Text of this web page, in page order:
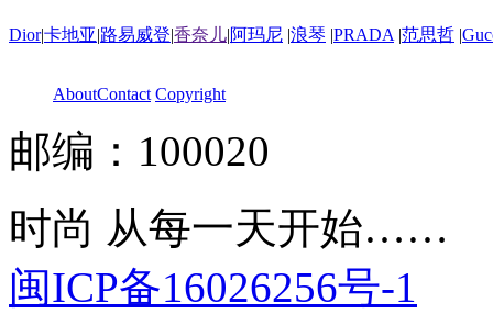
Dior|卡地亚|路易威登|香奈儿|阿玛尼 |浪琴 |PRADA |范思哲 |
AboutContact Copyright
邮编：100020
时尚 从每一天开始……
闽ICP备16026256号-1